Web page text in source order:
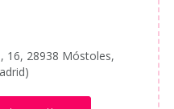
16, 28938 Móstoles,